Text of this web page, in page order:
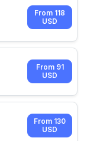
From 118
USD
From 91
USD
From 130
USD